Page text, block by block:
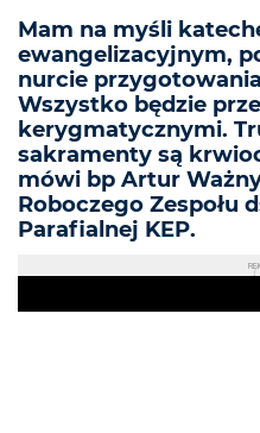
Mam na myśli
ewangelizacyjnym,
nurcie
Wszystko będzie
kerygmatycznymi.
sakramenty są
mówi bp Artur
Roboczego Zespołu
Parafialnej KEP.